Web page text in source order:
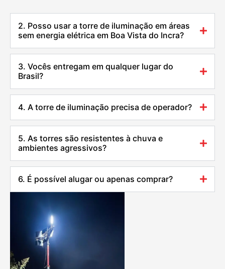
2. Posso usar a torre de iluminação em áreas
sem energia elétrica em Boa Vista do Incra?
3. Vocês entregam em qualquer lugar do
Brasil?
4. A torre de iluminação precisa de operador?
5. As torres são resistentes à chuva e
ambientes agressivos?
6. É possível alugar ou apenas comprar?